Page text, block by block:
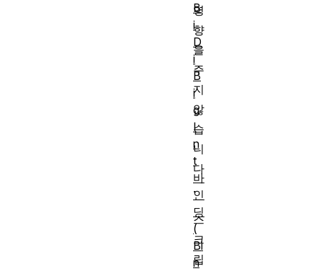
영
향
을
주
지
않
습
니
다
.
스
크
립
B
i
D
i
B
i
g
I
n
t
바
인
딩
(
Bi
n